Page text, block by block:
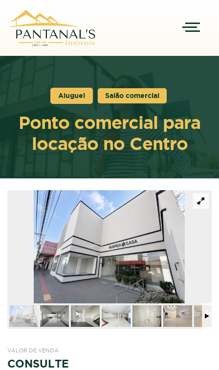
Aluguel Salão comercial
Ponto comercial para
locação no Centro
VALOR DE VENDA
CONSULTE